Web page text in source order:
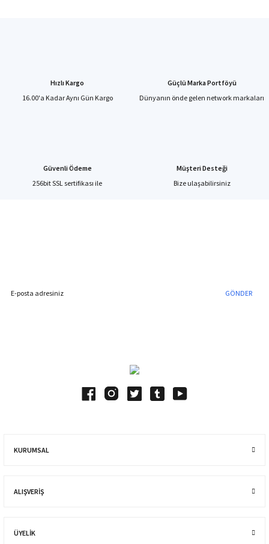
Hızlı Kargo
16.00'a Kadar Aynı Gün Kargo
Güçlü Marka Portföyü
Dünyanın önde gelen network markaları
Güvenli Ödeme
256bit SSL sertifikası ile
Müşteri Desteği
Bize ulaşabilirsiniz
GÖNDER
KURUMSAL
ALIŞVERIŞ
ÜYELİK